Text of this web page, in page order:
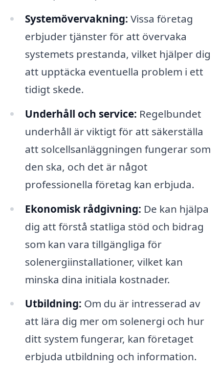
Systemövervakning: Vissa företag
erbjuder tjänster för att övervaka
systemets prestanda, vilket hjälper dig
att upptäcka eventuella problem i ett
tidigt skede.
Underhåll och service: Regelbundet
underhåll är viktigt för att säkerställa
att solcellsanläggningen fungerar som
den ska, och det är något
professionella företag kan erbjuda.
Ekonomisk rådgivning: De kan hjälpa
dig att förstå statliga stöd och bidrag
som kan vara tillgängliga för
solenergiinstallationer, vilket kan
minska dina initiala kostnader.
Utbildning: Om du är intresserad av
att lära dig mer om solenergi och hur
ditt system fungerar, kan företaget
erbjuda utbildning och information.